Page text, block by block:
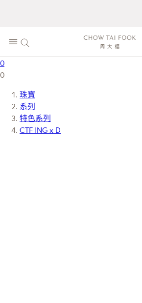
0
0
珠寶
系列
特色系列
CTF ING x D